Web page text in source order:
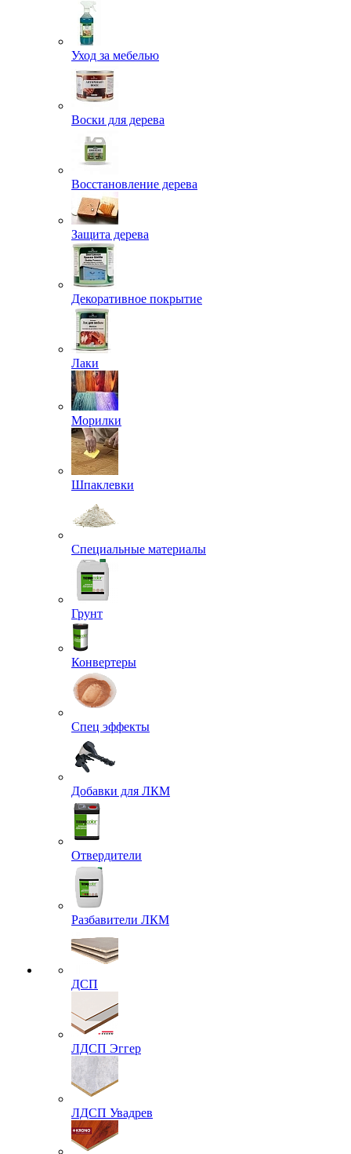
Уход за мебелью
Воски для дерева
Восстановление дерева
Защита дерева
Декоративное покрытие
Лаки
Морилки
Шпаклевки
Специальные материалы
Грунт
Конвертеры
Спец эффекты
Добавки для ЛКМ
Отвердители
Разбавители ЛКМ
ДСП
ЛДСП Эггер
ЛДСП Увадрев